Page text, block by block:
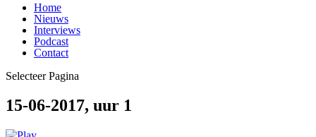
Home
Nieuws
Interviews
Podcast
Contact
Selecteer Pagina
15-06-2017, uur 1